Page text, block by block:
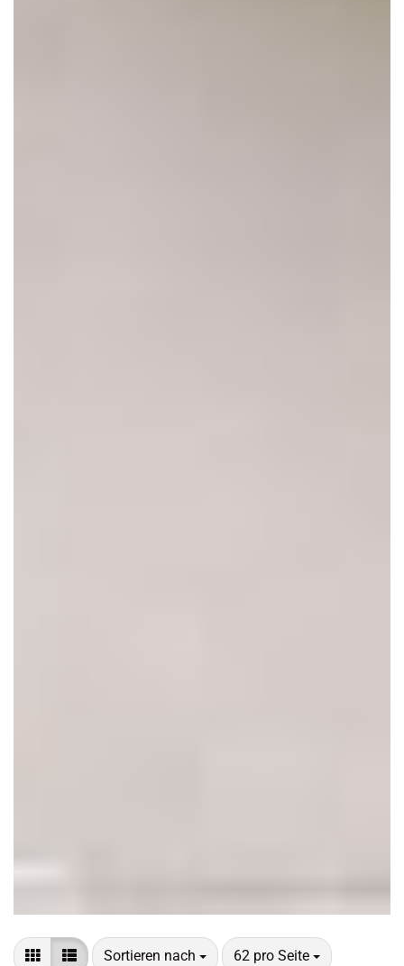
Sortieren nach
Sortieren nach 62 pro Seite
pro Seite